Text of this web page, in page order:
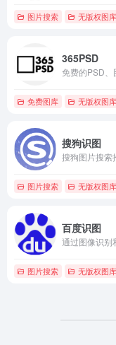
图片搜索 无版权图库
365PSD
免费的PSD
免费图库 无版权图库
搜狗识图
搜狗图片搜索
图片搜索 无版权图库
百度识图
通过图像识别
图片搜索 无版权图库